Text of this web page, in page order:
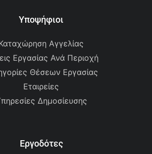
Υποψήφιοι
Αγγελίας
Εργασίας Ανά Περιοχή
Θέσεων Εργασίας
Εταιρείες
Δημοσίευσης
Εργοδότες